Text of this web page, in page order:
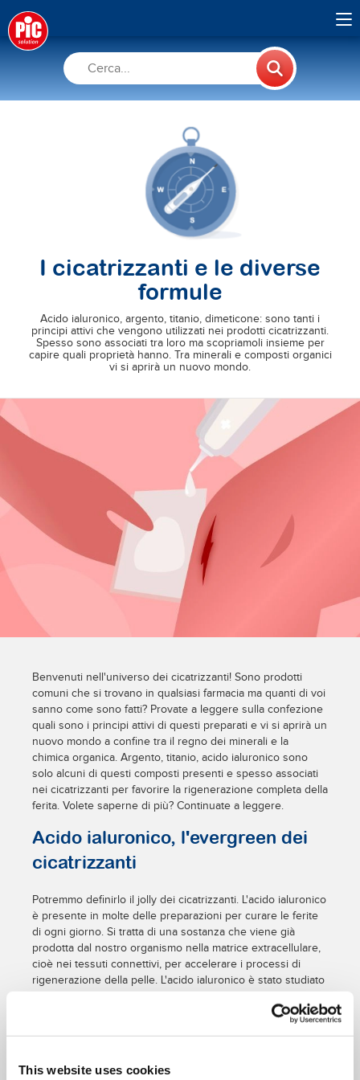
This website uses cookies
I cicatrizzanti e le diverse
formule
Acido ialuronico, argento, titanio, dimeticone: sono tanti i
principi attivi che vengono utilizzati nei prodotti cicatrizzanti.
Spesso sono associati tra loro ma scopriamoli insieme per
capire quali proprietà hanno. Tra minerali e composti organici
vi si aprirà un nuovo mondo.
Benvenuti nell'universo dei cicatrizzanti! Sono prodotti
comuni che si trovano in qualsiasi farmacia ma quanti di voi
sanno come sono fatti? Provate a leggere sulla confezione
quali sono i principi attivi di questi preparati e vi si aprirà un
nuovo mondo a confine tra il regno dei minerali e la
chimica organica. Argento, titanio, acido ialuronico sono
solo alcuni di questi composti presenti e spesso associati
nei cicatrizzanti per favorire la rigenerazione completa della
ferita. Volete saperne di più? Continuate a leggere.
Acido ialuronico, l'evergreen dei
cicatrizzanti
Potremmo definirlo il jolly dei cicatrizzanti. L'acido ialuronico
è presente in molte delle preparazioni per curare le ferite
di ogni giorno. Si tratta di una sostanza che viene già
prodotta dal nostro organismo nella matrice extracellulare,
cioè nei tessuti connettivi, per accelerare i processi di
rigenerazione della pelle. L'acido ialuronico è stato studiato
ricerche sul metabolismo cellulare e sui processi fisiologici
genere: dalle semplici irritazioni della pelle fino alle ustioni.